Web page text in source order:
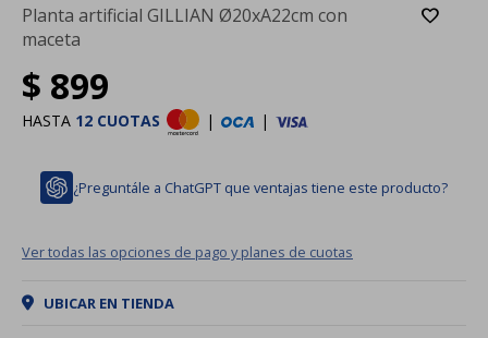
Planta artificial GILLIAN Ø20xA22cm con
maceta
$ 899
HASTA 12 CUOTAS | |
¿Preguntále a ChatGPT que ventajas tiene este producto?
Ver todas las opciones de pago y planes de cuotas
UBICAR EN TIENDA